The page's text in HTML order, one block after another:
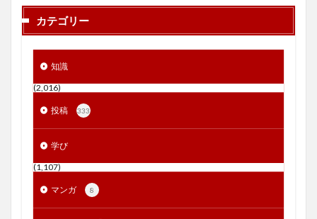
カテゴリー
知識
(2,016)
投稿 333
学び
(1,107)
マンガ 8